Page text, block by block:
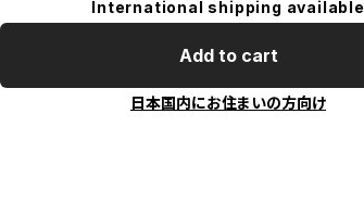
International shipping available
Add to cart
日本国内にお住まいの方向け